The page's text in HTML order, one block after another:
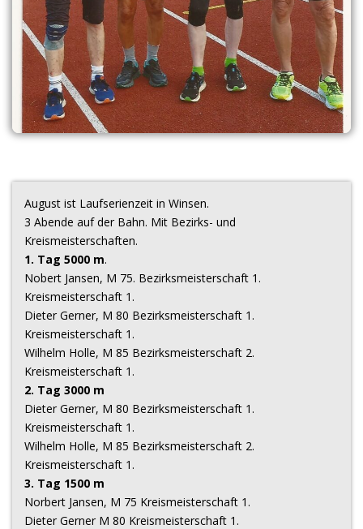
August ist Laufserienzeit in Winsen.
3 Abende auf der Bahn. Mit Bezirks- und
Kreismeisterschaften.
1. Tag 5000 m.
Nobert Jansen, M 75. Bezirksmeisterschaft 1.
Kreismeisterschaft 1.
Dieter Gerner, M 80 Bezirksmeisterschaft 1.
Kreismeisterschaft 1.
Wilhelm Holle, M 85 Bezirksmeisterschaft 2.
Kreismeisterschaft 1.
2. Tag 3000 m
Dieter Gerner, M 80 Bezirksmeisterschaft 1.
Kreismeisterschaft 1.
Wilhelm Holle, M 85 Bezirksmeisterschaft 2.
Kreismeisterschaft 1.
3. Tag 1500 m
Norbert Jansen, M 75 Kreismeisterschaft 1.
Dieter Gerner M 80 Kreismeisterschaft 1.